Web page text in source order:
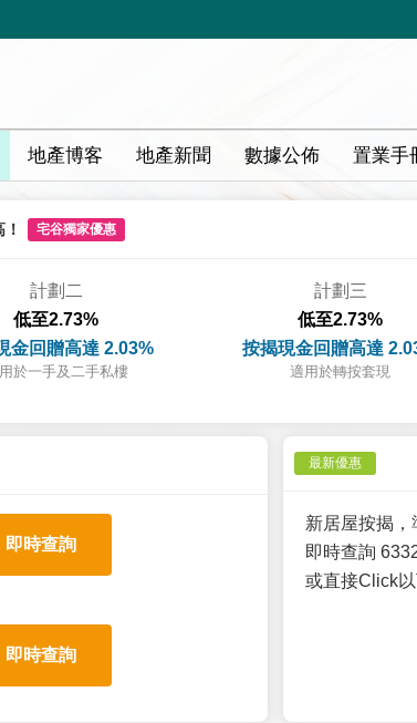
地產博客 地產新聞 數據公佈 置業手
宅谷獨家優惠
計劃二
低至2.73%
金回贈高達 2.03%
於一手及二手私樓
計劃三
低至2.73%
按揭現金回贈高達
適用於轉按套現
即時查詢
即時查詢
最新優惠
新居屋按揭，
即時查詢
或直接Click